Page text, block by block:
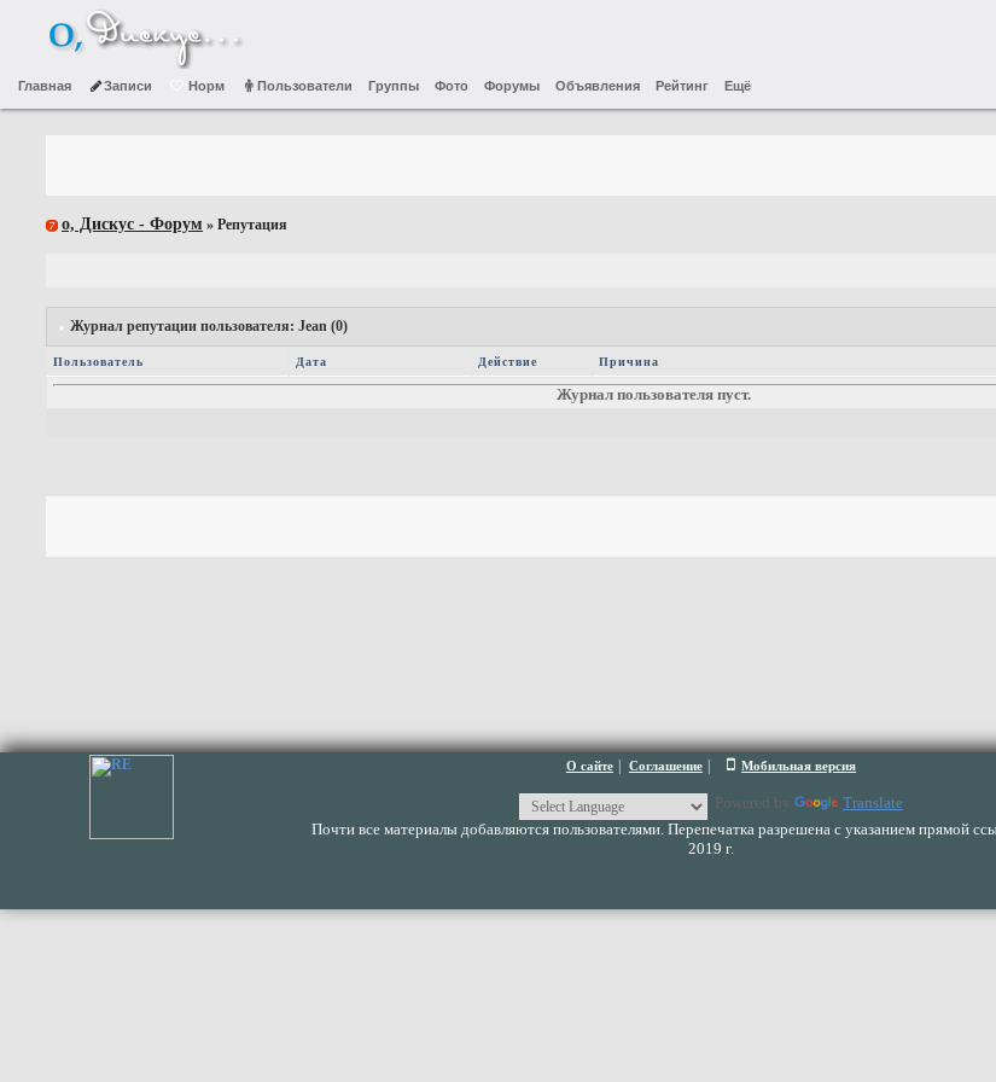
Главная Записи Норм Пользователи Группы Фото Форумы Объявления Рейтинг Ещё
о, Дискус - Форум » Репутация
Журнал репутации пользователя: Jean (0)
Пользователь Дата Действие Причина
Журнал пользователя пуст.
О сайте Соглашение Мобильная версия
Powered by
Translate
Почти все материалы добавляются пользователями. Перепечатка разрешена с указанием прямой
2019 г.